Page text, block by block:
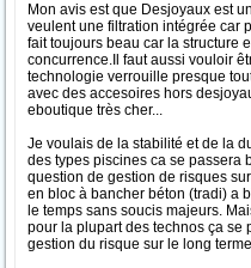
Mon avis est que Desjoyaux est
veulent une filtration intégrée car
fait toujours beau car la structure
concurrence.Il faut aussi vouloir
technologie verrouille presque
avec des accesoires hors
eboutique très cher...
Je voulais de la stabilité et de la
des types piscines ca se passera
question de gestion de risques
en bloc à bancher béton (tradi) a
le temps sans soucis majeurs.
pour la plupart des technos ça se
gestion du risque sur le long